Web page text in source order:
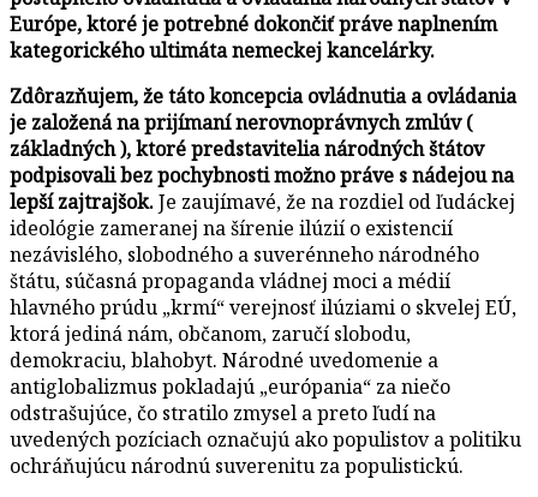
Európe, ktoré je potrebné dokončiť práve naplnením
kategorického ultimáta nemeckej kancelárky.
Zdôrazňujem, že táto koncepcia ovládnutia a ovládania
je založená na prijímaní nerovnoprávnych zmlúv (
základných ), ktoré predstavitelia národných štátov
podpisovali bez pochybnosti možno práve s nádejou na
lepší zajtrajšok.Je zaujímavé, že na rozdiel od ľudáckej
ideológie zameranej na šírenie ilúzií o existencií
nezávislého, slobodného a suverénneho národného
štátu, súčasná propaganda vládnej moci a médií
hlavného prúdu „krmí“ verejnosť ilúziami o skvelej EÚ,
ktorá jediná nám, občanom, zaručí slobodu,
demokraciu, blahobyt. Národné uvedomenie a
antiglobalizmus pokladajú „európania“ za niečo
odstrašujúce, čo stratilo zmysel a preto ľudí na
uvedených pozíciach označujú ako populistov a politiku
ochráňujúcu národnú suverenitu za populistickú.